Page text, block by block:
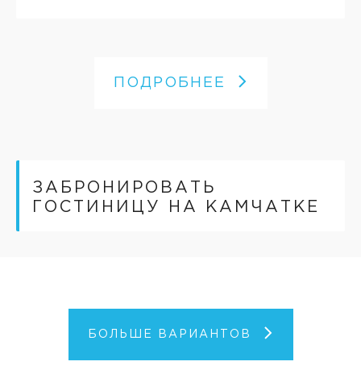
ПОДРОБНЕЕ
ЗАБРОНИРОВАТЬ
ГОСТИНИЦУ НА КАМЧАТКЕ
БОЛЬШЕ ВАРИАНТОВ